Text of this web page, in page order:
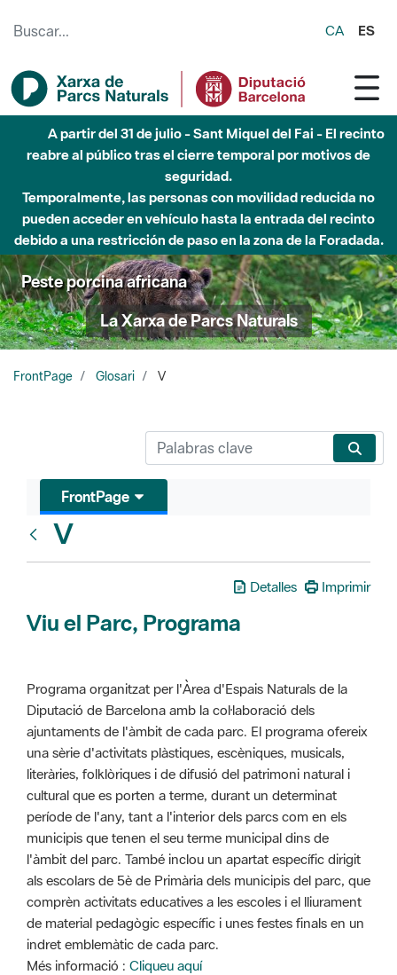
CA ES
A partir del 31 de julio - Sant Miquel del Fai - El recinto
reabre al público tras el cierre temporal por motivos de
seguridad.
Temporalmente, las personas con movilidad reducida no
pueden acceder en vehículo hasta la entrada del recinto
debido a una restricción de paso en la zona de la Foradada.
Peste porcina africana
La Xarxa de Parcs Naturals
FrontPage Glosari V
FrontPage
V
Detalles Imprimir
Viu el Parc, Programa
Programa organitzat per l'Àrea d'Espais Naturals de la
Diputació de Barcelona amb la col·laboració dels
ajuntaments de l'àmbit de cada parc. El programa ofereix
una sèrie d'activitats plàstiques, escèniques, musicals,
literàries, folklòriques i de difusió del patrimoni natural i
cultural que es porten a terme, durant un determinat
període de l'any, tant a l'interior dels parcs com en els
municipis que tenen el seu terme municipal dins de
l'àmbit del parc. També inclou un apartat específic dirigit
als escolars de 5è de Primària dels municipis del parc, que
comprèn activitats educatives a les escoles i el lliurament
de material pedagògic específic i unes festes finals en un
indret emblemàtic de cada parc.
Més informació : Cliqueu aquí